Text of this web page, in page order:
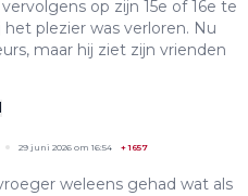
op zijn 15e of 16e te
plezier was verloren. Nu
maar hij ziet zijn vrienden
29 juni 2026 om 16:54 +1657
weleens gehad wat als